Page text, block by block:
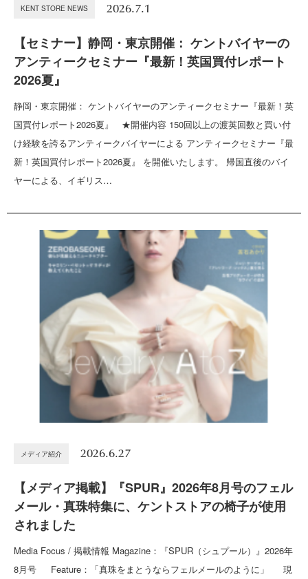
KENT STORE NEWS 2026.7.1
【セミナー】静岡・東京開催： ケントバイヤーの
アンティークセミナー『最新！英国買付レポート
2026夏』
静岡・東京開催： ケントバイヤーのアンティークセミナー『最新！英
国買付レポート2026夏』 ★開催内容 150回以上の渡英回数と買い付
け経験を誇るアンティークバイヤーによる アンティークセミナー『最
新！英国買付レポート2026夏』 を開催いたします。 帰国直後のバイ
ヤーによる、イギリス…
メディア紹介 2026.6.27
【メディア掲載】『SPUR』2026年8月号のフェル
メール・真珠特集に、ケントストアの椅子が使用
されました
Media Focus / 掲載情報 Magazine：『SPUR（シュプール）』2026年
8月号 Feature：「真珠をまとうならフェルメールのように」 現